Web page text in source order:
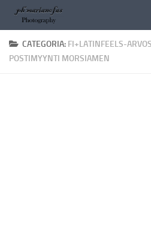
Salta al contenuto
CATEGORIA: FI+LATINFEELS-
POSTIMYYNTI MORSIAMEN